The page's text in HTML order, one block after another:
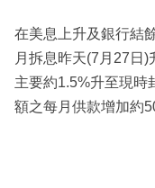
在美息上升及銀行結
月拆息昨天(7月27日
主要約1.5%升至現時
額之每月供款增加約